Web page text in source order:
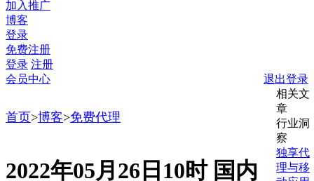
加入推广
博客
登录
免费注册
登录 注册
会员中心
退出登录
首页>博客>免费代理
2022年05月26日10时 国内
相关文
章
行业洞
察
独享代
理与移